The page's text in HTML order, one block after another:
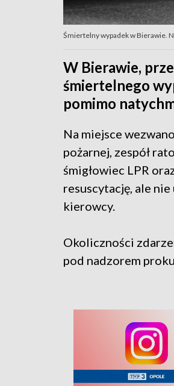
Śmiertelny wypadek w Bierawie.
W Bierawie,
śmiertelnego
pomimo
Na miejsce
pożarnej, zespół
śmigłowiec LPR
resuscytację, ale nie
kierowcy.
Okoliczności
pod nadzorem